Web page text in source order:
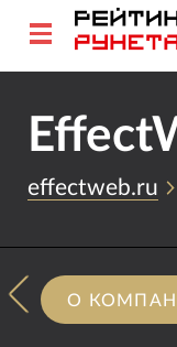
effectweb.ru
О